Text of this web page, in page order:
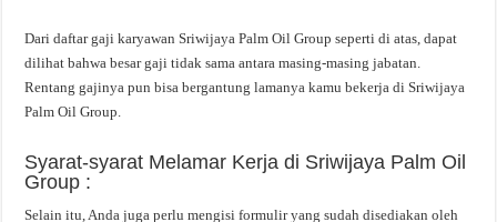
Dari daftar gaji karyawan Sriwijaya Palm Oil Group seperti di atas, dapat
dilihat bahwa besar gaji tidak sama antara masing-masing jabatan.
Rentang gajinya pun bisa bergantung lamanya kamu bekerja di Sriwijaya
Palm Oil Group.
Syarat-syarat Melamar Kerja di Sriwijaya Palm Oil
Group :
Selain itu, Anda juga perlu mengisi formulir yang sudah disediakan oleh